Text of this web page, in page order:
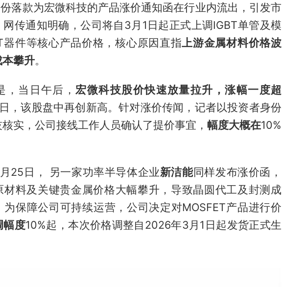
落款为宏微科技的产品涨价通知函在行业内流出，引发市
传通知明确，公司将自3月1日起正式上调IGBT单管及模
器件等核心产品价格，核心原因直指上游金属材料价格波
攀升。
，当日午后， 宏微科技股价快速放量拉升，涨幅一度超
，该股盘中再创新高。针对涨价传闻，记者以投资者身份
实，公司接线工作人员确认了提价事宜， 幅度大概在10%
25日， 另一家功率半导体企业新洁能同样发布涨价函，
材料及关键贵金属价格大幅攀升，导致晶圆代工及封测成
为保障公司可持续运营，公司决定对MOSFET产品进行价
幅度10%起，本次价格调整自2026年3月1日起发货正式生